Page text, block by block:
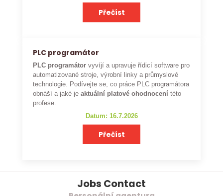
Přečíst
PLC programátor
PLC programátor vyvíjí a upravuje řídicí software pro
automatizované stroje, výrobní linky a průmyslové
technologie. Podívejte se, co práce PLC programátora
obnáší a jaké je aktuální platové ohodnocení této
profese.
Datum: 16.7.2026
Přečíst
Jobs Contact